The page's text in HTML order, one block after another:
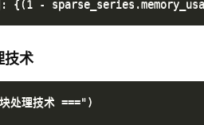
技术
理技术 ===")